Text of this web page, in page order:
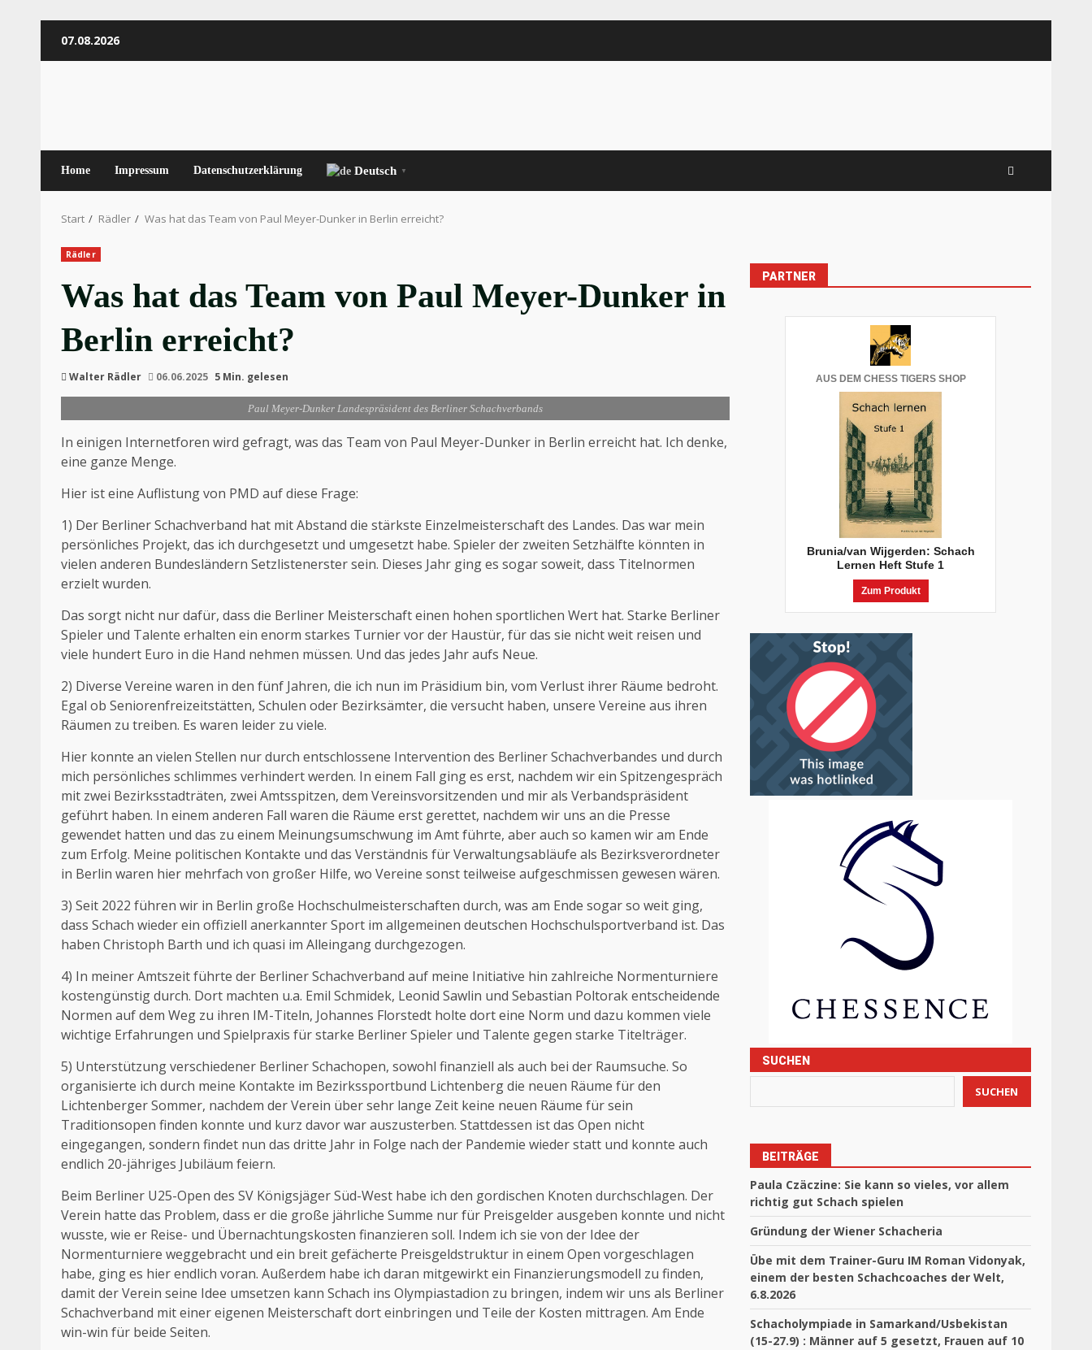
Inhalt07.08.2026
Home Impressum Datenschutzerklärung Deutsch ▼
Start Rädler Was hat das Team von Paul Meyer-Dunker in Berlin erreicht?
Rädler
Was hat das Team von Paul Meyer-Dunker in
Berlin erreicht?
Walter Rädler 06.06.2025 5 Min. gelesen
Paul Meyer-Dunker Landespräsident des Berliner Schachverbands
In einigen Internetforen wird gefragt, was das Team von Paul Meyer-Dunker in Berlin erreicht hat. Ich denke,
eine ganze Menge.
Hier ist eine Auflistung von PMD auf diese Frage:
1) Der Berliner Schachverband hat mit Abstand die stärkste Einzelmeisterschaft des Landes. Das war mein
persönliches Projekt, das ich durchgesetzt und umgesetzt habe. Spieler der zweiten Setzhälfte könnten in
vielen anderen Bundesländern Setzlistenerster sein. Dieses Jahr ging es sogar soweit, dass Titelnormen
erzielt wurden.
Das sorgt nicht nur dafür, dass die Berliner Meisterschaft einen hohen sportlichen Wert hat. Starke Berliner
Spieler und Talente erhalten ein enorm starkes Turnier vor der Haustür, für das sie nicht weit reisen und
viele hundert Euro in die Hand nehmen müssen. Und das jedes Jahr aufs Neue.
2) Diverse Vereine waren in den fünf Jahren, die ich nun im Präsidium bin, vom Verlust ihrer Räume bedroht.
Egal ob Seniorenfreizeitstätten, Schulen oder Bezirksämter, die versucht haben, unsere Vereine aus ihren
Räumen zu treiben. Es waren leider zu viele.
Hier konnte an vielen Stellen nur durch entschlossene Intervention des Berliner Schachverbandes und durch
mich persönliches schlimmes verhindert werden. In einem Fall ging es erst, nachdem wir ein Spitzengespräch
mit zwei Bezirksstadträten, zwei Amtsspitzen, dem Vereinsvorsitzenden und mir als Verbandspräsident
geführt haben. In einem anderen Fall waren die Räume erst gerettet, nachdem wir uns an die Presse
gewendet hatten und das zu einem Meinungsumschwung im Amt führte, aber auch so kamen wir am Ende
zum Erfolg. Meine politischen Kontakte und das Verständnis für Verwaltungsabläufe als Bezirksverordneter
in Berlin waren hier mehrfach von großer Hilfe, wo Vereine sonst teilweise aufgeschmissen gewesen wären.
3) Seit 2022 führen wir in Berlin große Hochschulmeisterschaften durch, was am Ende sogar so weit ging,
dass Schach wieder ein offiziell anerkannter Sport im allgemeinen deutschen Hochschulsportverband ist. Das
haben Christoph Barth und ich quasi im Alleingang durchgezogen.
4) In meiner Amtszeit führte der Berliner Schachverband auf meine Initiative hin zahlreiche Normenturniere
kostengünstig durch. Dort machten u.a. Emil Schmidek, Leonid Sawlin und Sebastian Poltorak entscheidende
Normen auf dem Weg zu ihren IM-Titeln, Johannes Florstedt holte dort eine Norm und dazu kommen viele
wichtige Erfahrungen und Spielpraxis für starke Berliner Spieler und Talente gegen starke Titelträger.
5) Unterstützung verschiedener Berliner Schachopen, sowohl finanziell als auch bei der Raumsuche. So
organisierte ich durch meine Kontakte im Bezirkssportbund Lichtenberg die neuen Räume für den
Lichtenberger Sommer, nachdem der Verein über sehr lange Zeit keine neuen Räume für sein
Traditionsopen finden konnte und kurz davor war auszusterben. Stattdessen ist das Open nicht
eingegangen, sondern findet nun das dritte Jahr in Folge nach der Pandemie wieder statt und konnte auch
endlich 20-jähriges Jubiläum feiern.
Beim Berliner U25-Open des SV Königsjäger Süd-West habe ich den gordischen Knoten durchschlagen. Der
Verein hatte das Problem, dass er die große jährliche Summe nur für Preisgelder ausgeben konnte und nicht
wusste, wie er Reise- und Übernachtungskosten finanzieren soll. Indem ich sie von der Idee der
Normenturniere weggebracht und ein breit gefächerte Preisgeldstruktur in einem Open vorgeschlagen
habe, ging es hier endlich voran. Außerdem habe ich daran mitgewirkt ein Finanzierungsmodell zu finden,
damit der Verein seine Idee umsetzen kann Schach ins Olympiastadion zu bringen, indem wir uns als Berliner
Schachverband mit einer eigenen Meisterschaft dort einbringen und Teile der Kosten mittragen. Am Ende
win-win für beide Seiten.
PARTNER
AUS DEM CHESS TIGERS SHOP
Brunia/van Wijgerden: Schach
Lernen Heft Stufe 1
Zum Produkt
SUCHEN
SUCHEN
BEITRÄGE
Paula Czäczine: Sie kann so vieles, vor allem
richtig gut Schach spielen
Gründung der Wiener Schacheria
Übe mit dem Trainer-Guru IM Roman Vidonyak,
einem der besten Schachcoaches der Welt,
6.8.2026
Schacholympiade in Samarkand/Usbekistan
(15-27.9) : Männer auf 5 gesetzt, Frauen auf 10